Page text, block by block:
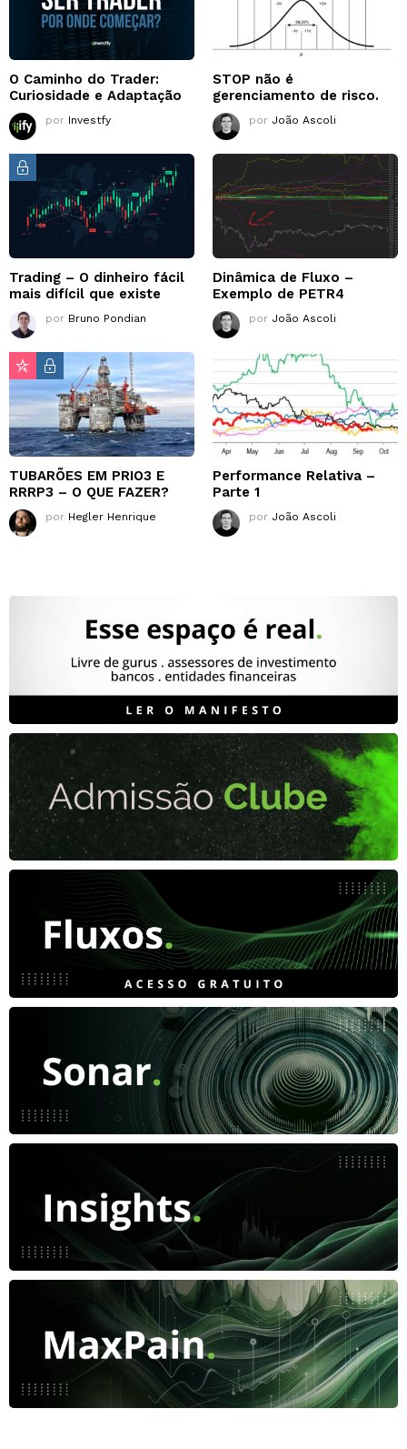
O Caminho do Trader:
Curiosidade e Adaptação
por Investfy
STOP não é
gerenciamento de risco.
por João Ascoli
Trading – O dinheiro fácil
mais difícil que existe
por Bruno Pondian
Dinâmica de Fluxo –
Exemplo de PETR4
por João Ascoli
TUBARÕES EM PRIO3 E
RRRP3 – O QUE FAZER?
por Hegler Henrique
Performance Relativa –
Parte 1
por João Ascoli